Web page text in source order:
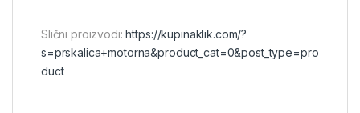
Slični proizvodi:https://kupinaklik.com/?
s=prskalica+motorna&product_cat=0&post_type=pro
duct